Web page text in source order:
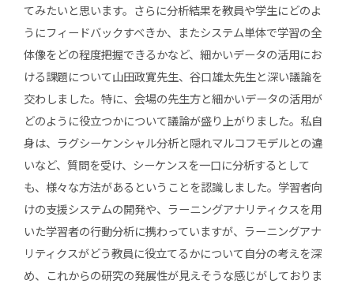
てみたいと思います。さらに分析結果を教員や学生にどのよ
うにフィードバックすべきか、またシステム単体で学習の全
体像をどの程度把握できるかなど、細かいデータの活用にお
ける課題について山田政寛先生、谷口雄太先生と深い議論を
交わしました。特に、会場の先生方と細かいデータの活用が
どのように役立つかについて議論が盛り上がりました。私自
身は、ラグシーケンシャル分析と隠れマルコフモデルとの違
いなど、質問を受け、シーケンスを一口に分析するとして
も、様々な方法があるということを認識しました。学習者向
けの支援システムの開発や、ラーニングアナリティクスを用
いた学習者の行動分析に携わっていますが、ラーニングアナ
リティクスがどう教員に役立てるかについて自分の考えを深
め、これからの研究の発展性が見えそうな感じがしておりま